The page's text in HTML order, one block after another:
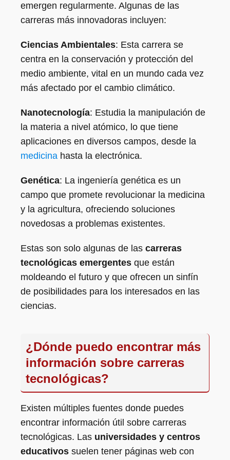
emergen regularmente. Algunas de las
carreras más innovadoras incluyen:
Ciencias Ambientales: Esta carrera se
centra en la conservación y protección del
medio ambiente, vital en un mundo cada vez
más afectado por el cambio climático.
Nanotecnología: Estudia la manipulación de
la materia a nivel atómico, lo que tiene
aplicaciones en diversos campos, desde la
medicina hasta la electrónica.
Genética: La ingeniería genética es un
campo que promete revolucionar la medicina
y la agricultura, ofreciendo soluciones
novedosas a problemas existentes.
Estas son solo algunas de las carreras
tecnológicas emergentes que están
moldeando el futuro y que ofrecen un sinfín
de posibilidades para los interesados en las
ciencias.
¿Dónde puedo encontrar más
información sobre carreras
tecnológicas?
Existen múltiples fuentes donde puedes
encontrar información útil sobre carreras
tecnológicas. Las universidades y centros
educativos suelen tener páginas web con